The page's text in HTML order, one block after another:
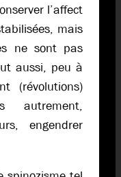
l’affect
mais
ne sont pas
aussi, peu à
(révolutions)
autrement,
engendrer